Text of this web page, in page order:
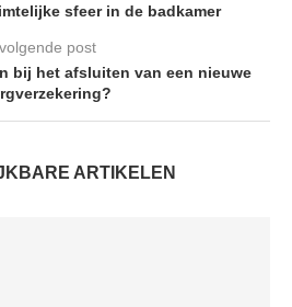
sfeer in de badkamer
volgende post
bij het afsluiten van een nieuwe
ARTIKELEN